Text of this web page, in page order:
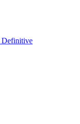
Definitive